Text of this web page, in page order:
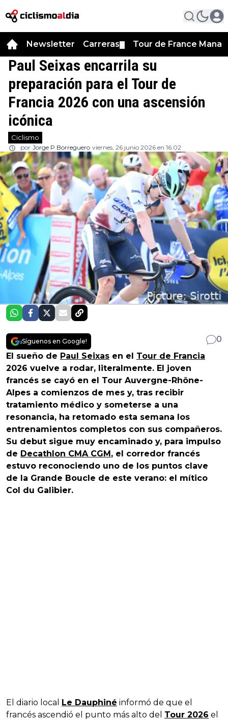
Newsletter Carreras Tour de France
Paul Seixas encarrila su
preparación para el Tour de
Francia 2026 con una ascensión
icónica
Ciclismo
por Jorge P Borreguero viernes, 26 junio 2026 en 16:02
¡Síguenos en Google!
0
El sueño de Paul Seixas en el Tour de Francia
2026 vuelve a rodar, literalmente. El joven
francés se cayó en el Tour Auvergne-Rhône-
Alpes a comienzos de mes y, tras recibir
tratamiento médico y someterse a una
resonancia, ha retomado esta semana los
entrenamientos completos con sus compañeros.
Su debut sigue muy encaminado y, para impulso
de Decathlon CMA CGM, el corredor francés
estuvo reconociendo uno de los puntos clave
de la Grande Boucle de este verano: el mítico
Col du Galibier.
El diario local Le Dauphiné informó de que el
francés ascendió el punto más alto del Tour 2026 el